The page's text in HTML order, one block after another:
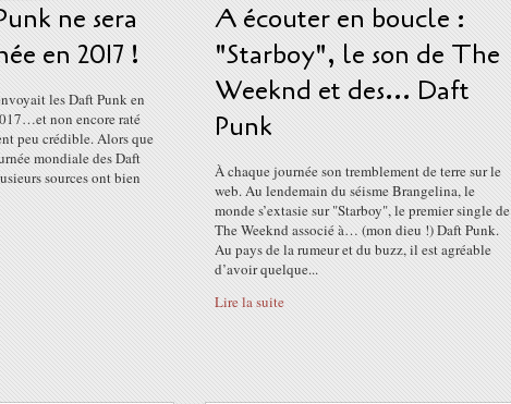
ne sera
en 2017 !
les Daft Punk en
non encore raté
peu crédible. Alors que
mondiale des Daft
sources ont bien
A écouter en boucle :
"Starboy", le son de The
Weeknd et des... Daft
Punk
À chaque journée son tremblement de terre sur le
web. Au lendemain du séisme Brangelina, le
monde s’extasie sur "Starboy", le premier single de
The Weeknd associé à… (mon dieu !) Daft Punk.
Au pays de la rumeur et du buzz, il est agréable
d’avoir quelque...
Lire la suite